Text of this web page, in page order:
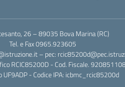
26 – 89035 Bova Marina (RC)
Tel. e Fax 0965.923605
– pec:
RCIC85200D - Cod. Fiscale.
UF9ADP - Codice IPA: icbmc_rcic85200d